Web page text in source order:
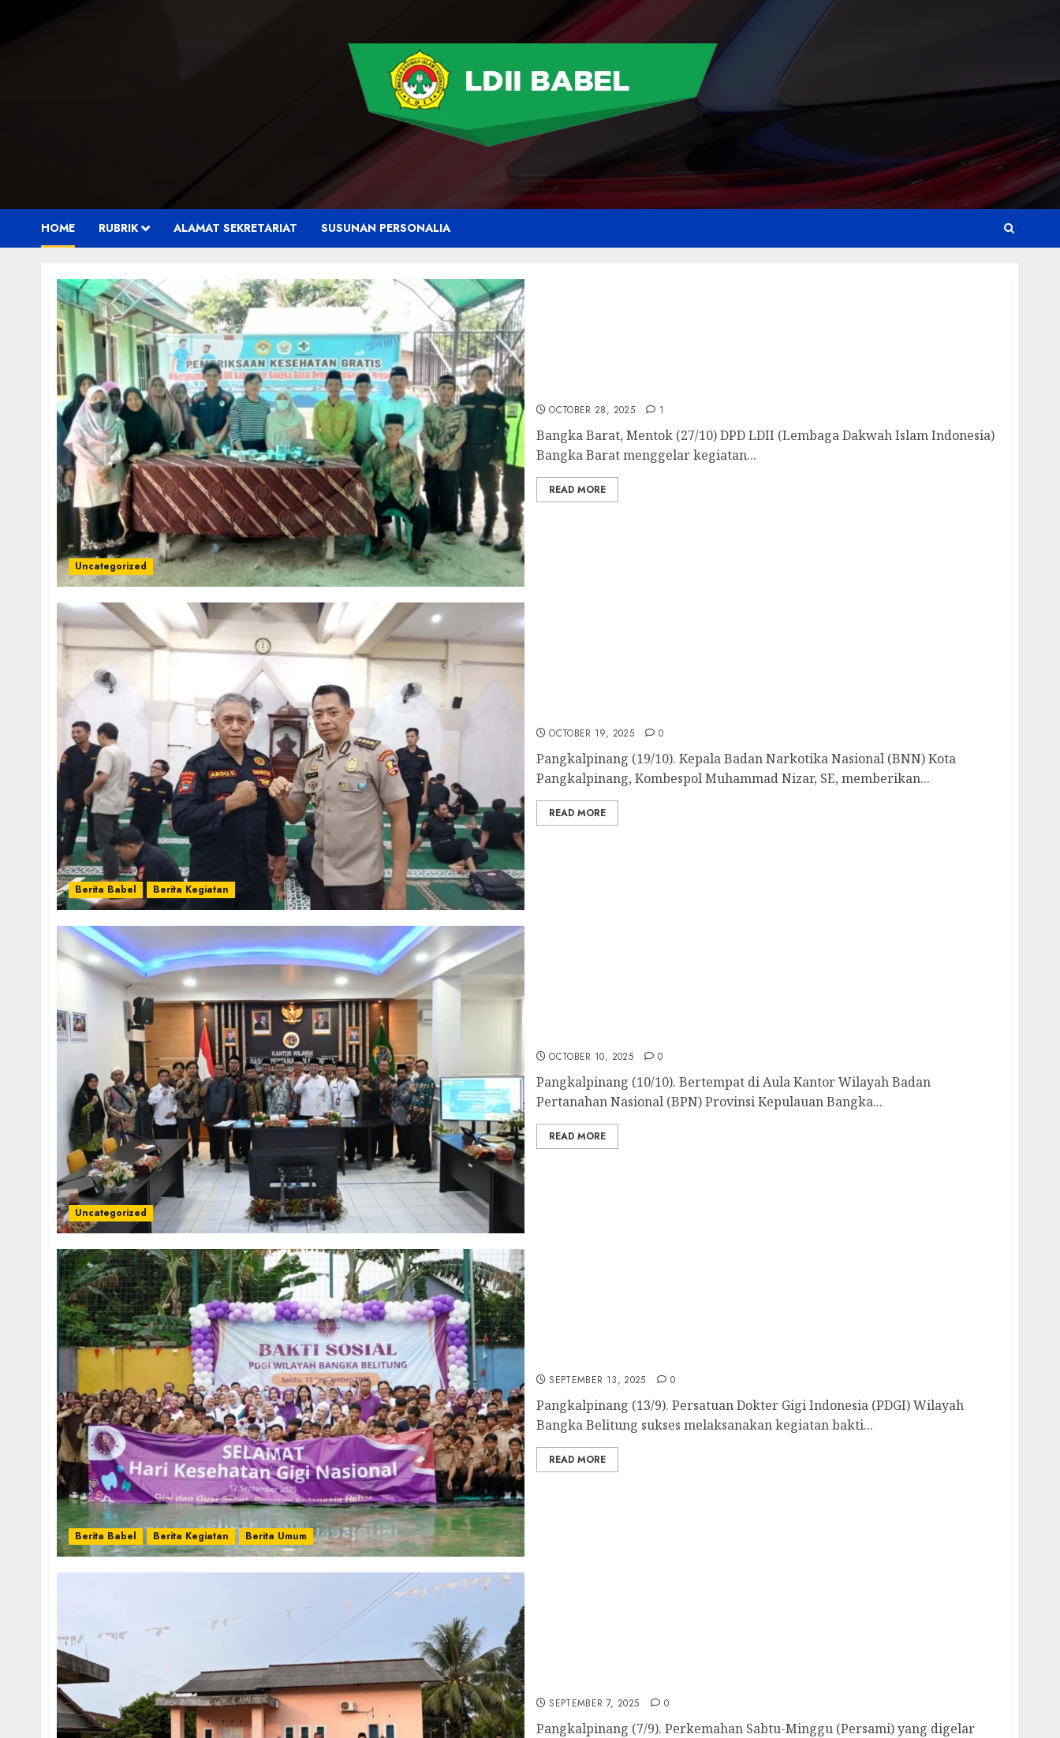
HOME RUBRIK ALAMAT SEKRETARIAT SUSUNAN PERSONALIA
Uncategorized
OCTOBER 28, 2025 1
Bangka Barat, Mentok (27/10) DPD LDII (Lembaga Dakwah Islam Indonesia)
Bangka Barat menggelar kegiatan...
READ MORE
Berita Babel Berita Kegiatan
OCTOBER 19, 2025 0
Pangkalpinang (19/10). Kepala Badan Narkotika Nasional (BNN) Kota
Pangkalpinang, Kombespol Muhammad Nizar, SE, memberikan...
READ MORE
Uncategorized
OCTOBER 10, 2025 0
Pangkalpinang (10/10). Bertempat di Aula Kantor Wilayah Badan
Pertanahan Nasional (BPN) Provinsi Kepulauan Bangka...
READ MORE
Berita Babel Berita Kegiatan Berita Umum
SEPTEMBER 13, 2025 0
Pangkalpinang (13/9). Persatuan Dokter Gigi Indonesia (PDGI) Wilayah
Bangka Belitung sukses melaksanakan kegiatan bakti...
READ MORE
SEPTEMBER 7, 2025 0
Pangkalpinang (7/9). Perkemahan Sabtu-Minggu (Persami) yang digelar